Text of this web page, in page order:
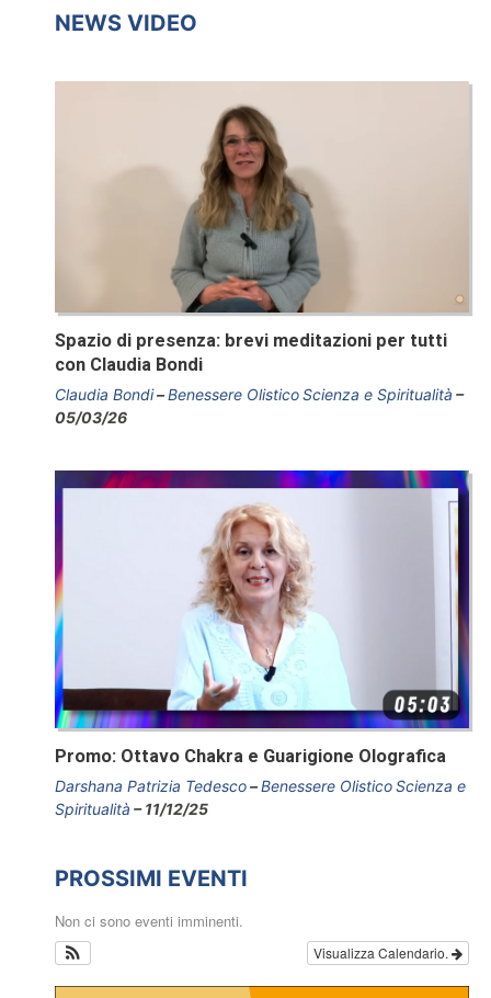
NEWS VIDEO
Spazio di presenza: brevi meditazioni per tutti
con Claudia Bondi
Claudia Bondi Benessere OlisticoScienza e Spiritualità
05/03/26
Promo: Ottavo Chakra e Guarigione Olografica
Darshana Patrizia Tedesco Benessere OlisticoScienza e
Spiritualità
11/12/25
PROSSIMI EVENTI
Non ci sono eventi imminenti.
Visualizza Calendario.